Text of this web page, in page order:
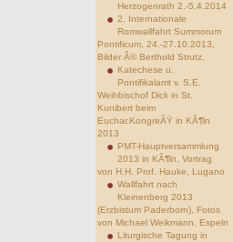
Herzogenrath 2.-5.4.2014
2. Internationale
Romwallfahrt Summorum
Pontificum, 24.-27.10.2013,
Bilder Â© Berthold Strutz.
Katechese u.
Pontifikalamt v. S.E.
Weihbischof Dick in St.
Kunibert beim
Euchar.KongreÃŸ in KÃ¶ln
2013
PMT-Hauptversammlung
2013 in KÃ¶ln, Vortrag
von H.H. Prof. Hauke, Lugano
Wallfahrt nach
Kleinenberg 2013
(Erzbistum Paderborn), Fotos
von Michael Weikmann, Espeln
Liturgische Tagung in